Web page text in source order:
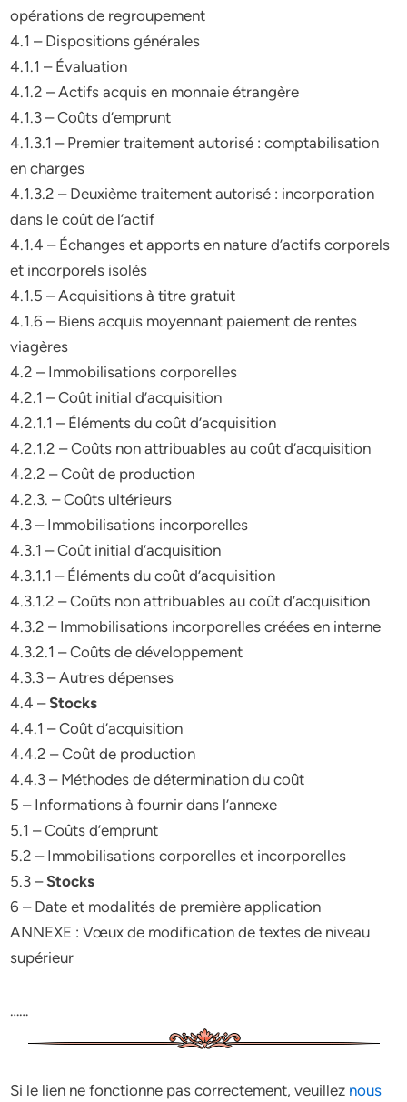
opérations de regroupement
4.1 – Dispositions générales
4.1.1 – Évaluation
4.1.2 – Actifs acquis en monnaie étrangère
4.1.3 – Coûts d’emprunt
4.1.3.1 – Premier traitement autorisé : comptabilisation
en charges
4.1.3.2 – Deuxième traitement autorisé : incorporation
dans le coût de l’actif
4.1.4 – Échanges et apports en nature d’actifs corporels
et incorporels isolés
4.1.5 – Acquisitions à titre gratuit
4.1.6 – Biens acquis moyennant paiement de rentes
viagères
4.2 – Immobilisations corporelles
4.2.1 – Coût initial d’acquisition
4.2.1.1 – Éléments du coût d’acquisition
4.2.1.2 – Coûts non attribuables au coût d’acquisition
4.2.2 – Coût de production
4.2.3. – Coûts ultérieurs
4.3 – Immobilisations incorporelles
4.3.1 – Coût initial d’acquisition
4.3.1.1 – Éléments du coût d’acquisition
4.3.1.2 – Coûts non attribuables au coût d’acquisition
4.3.2 – Immobilisations incorporelles créées en interne
4.3.2.1 – Coûts de développement
4.3.3 – Autres dépenses
4.4 –Stocks
4.4.1 – Coût d’acquisition
4.4.2 – Coût de production
4.4.3 – Méthodes de détermination du coût
5 – Informations à fournir dans l’annexe
5.1 – Coûts d’emprunt
5.2 – Immobilisations corporelles et incorporelles
5.3 –Stocks
6 – Date et modalités de première application
ANNEXE : Vœux de modification de textes de niveau
supérieur
……
Si le lien ne fonctionne pas correctement, veuillez nous